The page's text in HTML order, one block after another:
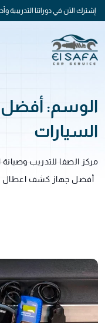
إشترك الآن في دوراتنا التدريبية
الوسم:
السيارات
مركز الصفا للتدريب وصيانة
أفضل جهاز كشف اعطال